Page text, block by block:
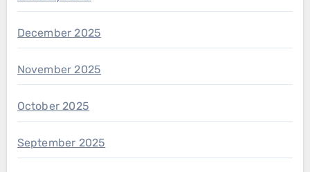
December 2025
November 2025
October 2025
September 2025